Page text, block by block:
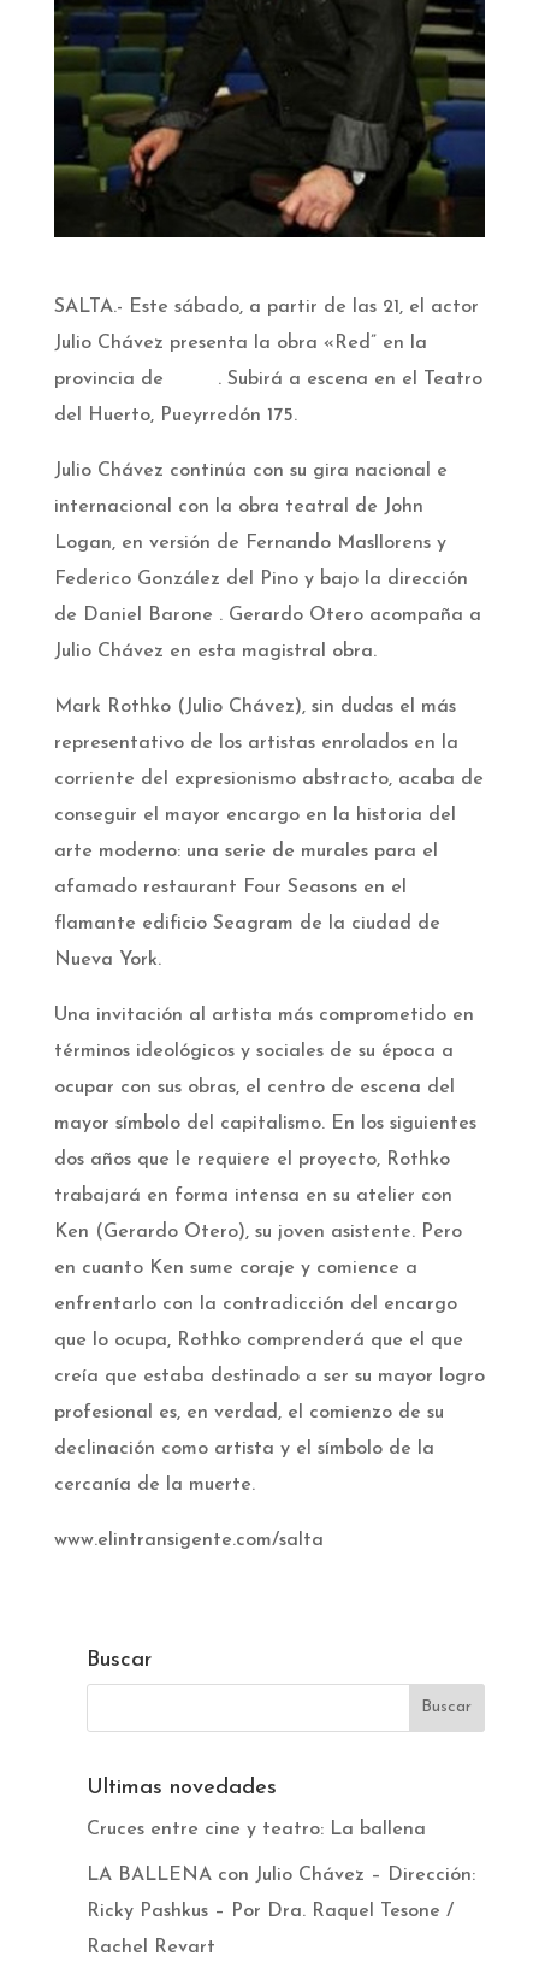
SALTA.- Este sábado, a partir de las 21, el actor
Julio Chávez presenta la obra «Red” en la
provincia de
. Subirá a escena en el Teatro
del Huerto, Pueyrredón 175.
Julio Chávez continúa con su gira nacional e
internacional con la obra teatral de John
Logan, en versión de Fernando Masllorens y
Federico González del Pino y bajo la dirección
de Daniel Barone . Gerardo Otero acompaña a
Julio Chávez en esta magistral obra.
Mark Rothko (Julio Chávez), sin dudas el más
representativo de los artistas enrolados en la
corriente del expresionismo abstracto, acaba de
conseguir el mayor encargo en la historia del
arte moderno: una serie de murales para el
afamado restaurant Four Seasons en el
flamante edificio Seagram de la ciudad de
Nueva York.
Una invitación al artista más comprometido en
términos ideológicos y sociales de su época a
ocupar con sus obras, el centro de escena del
mayor símbolo del capitalismo. En los siguientes
dos años que le requiere el proyecto, Rothko
trabajará en forma intensa en su atelier con
Ken (Gerardo Otero), su joven asistente. Pero
en cuanto Ken sume coraje y comience a
enfrentarlo con la contradicción del encargo
que lo ocupa, Rothko comprenderá que el que
creía que estaba destinado a ser su mayor logro
profesional es, en verdad, el comienzo de su
declinación como artista y el símbolo de la
cercanía de la muerte.
www.elintransigente.com/salta
Buscar
Ultimas novedades
Cruces entre cine y teatro: La ballena
LA BALLENA con Julio Chávez – Dirección:
Ricky Pashkus – Por Dra. Raquel Tesone /
Rachel Revart